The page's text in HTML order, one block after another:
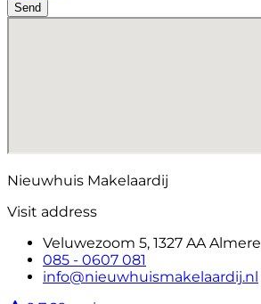
Send
Nieuwhuis Makelaardij
Visit address
Veluwezoom 5, 1327 AA Almere
085 - 0607 081
info@nieuwhuismakelaardij.nl